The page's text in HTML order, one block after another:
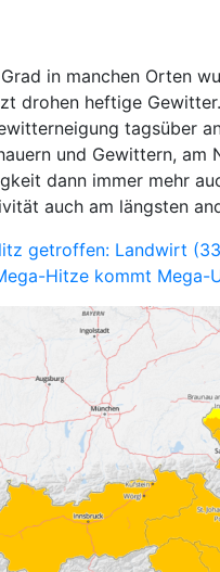
in manchen Orten
drohen heftige
tagsüber
und Gewittern,
dann immer mehr
auch am längsten
getroffen: Landwirt
Hitze kommt Mega-